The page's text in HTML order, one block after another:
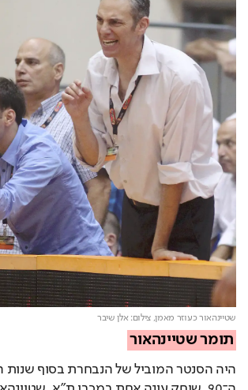
שטיינהאור כעוזר מאמן,צילום: אלן שיבר
תומר שטיינהאור